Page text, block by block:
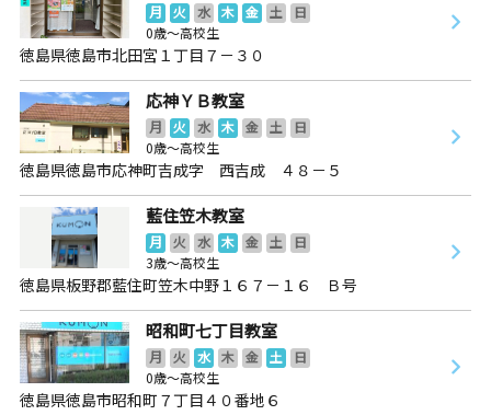
月 火 水 木 金 土
日
0歳～高校生
徳島県徳島市北田宮１丁目７－３０
応神ＹＢ教室
月 火 水 木 金 土
日
0歳～高校生
徳島県徳島市応神町吉成字 西吉成 ４８－５
藍住笠木教室
月 火 水 木 金 土
日
3歳～高校生
徳島県板野郡藍住町笠木中野１６７－１６ Ｂ号
昭和町七丁目教室
月 火 水 木 金 土
日
0歳～高校生
徳島県徳島市昭和町７丁目４０番地６